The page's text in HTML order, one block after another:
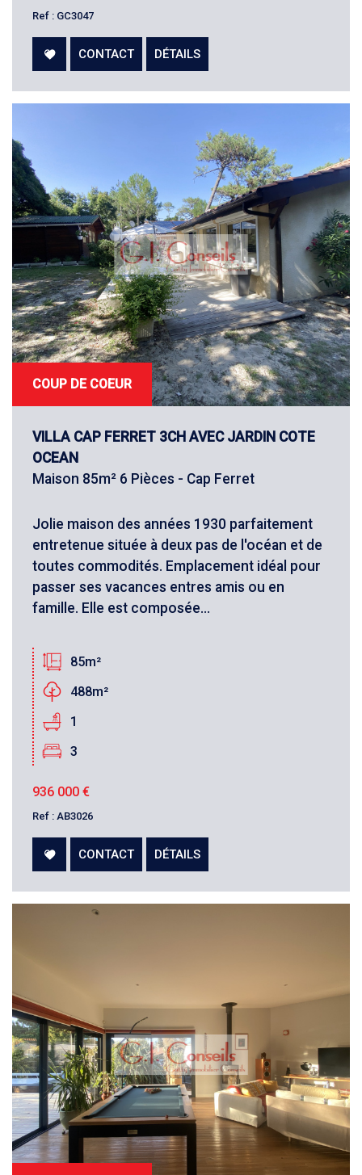
Ref : GC3047
CONTACT DÉTAILS
COUP DE COEUR
VILLA CAP FERRET 3CH AVEC JARDIN COTE
OCEAN
Maison 85m² 6 Pièces - Cap Ferret
Jolie maison des années 1930 parfaitement
entretenue située à deux pas de l'océan et de
toutes commodités. Emplacement idéal pour
passer ses vacances entres amis ou en
famille. Elle est composée...
85m²
488m²
1
3
936 000 €
Ref : AB3026
CONTACT DÉTAILS